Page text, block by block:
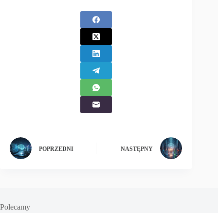
POPRZEDNI NASTĘPNY
Polecamy